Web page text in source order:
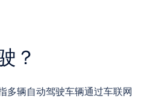
？
多辆自动驾驶车辆通过车联网